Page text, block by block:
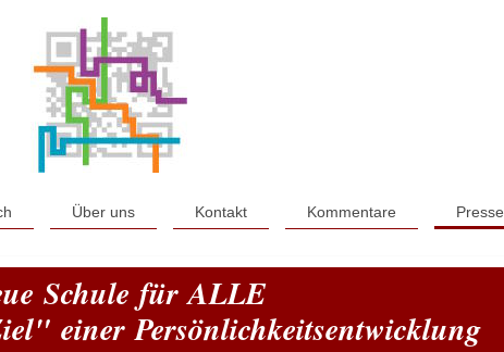
Über uns Kontakt Kommentare Presse
Schule für ALLE
einer Persönlichkeitsentwicklung